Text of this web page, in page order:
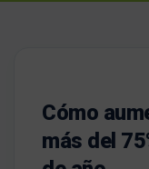
Cómo
más del